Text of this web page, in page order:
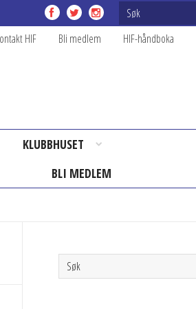
HIF Bli medlem HIF-håndboka
KLUBBHUSET
BLI MEDLEM